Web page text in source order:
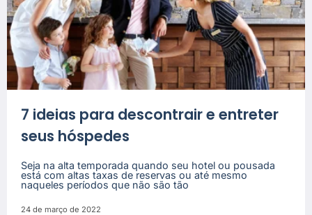
7 ideias para descontrair e entreter
seus hóspedes
Seja na alta temporada quando seu hotel ou pousada
está com altas taxas de reservas ou até mesmo
naqueles períodos que não são tão
24 de março de 2022